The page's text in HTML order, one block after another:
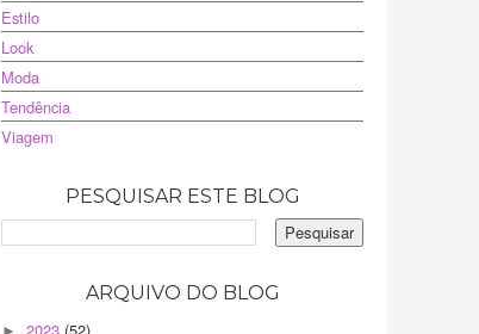
Estilo
Look
Moda
Tendência
Viagem
PESQUISAR ESTE BLOG
ARQUIVO DO BLOG
► 2023 (52)